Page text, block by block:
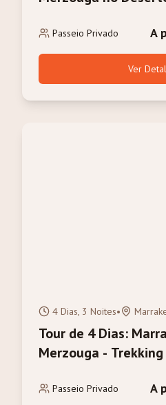
Passeio Privado A
Ver
4 Dias, 3 Noites•
Tour de 4 Dias:
Merzouga -
Passeio Privado A